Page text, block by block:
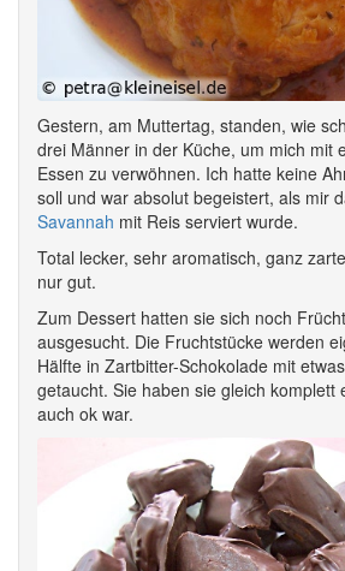
Gestern, am Muttertag, standen, wie
drei Männer in der Küche, um mich mit
Essen zu verwöhnen. Ich hatte keine
soll und war absolut begeistert, als mir
Savannah mit Reis serviert wurde.
Total lecker, sehr aromatisch, ganz
nur gut.
Zum Dessert hatten sie sich noch
ausgesucht. Die Fruchtstücke werden
Hälfte in Zartbitter-Schokolade mit
getaucht. Sie haben sie gleich komplett
auch ok war.